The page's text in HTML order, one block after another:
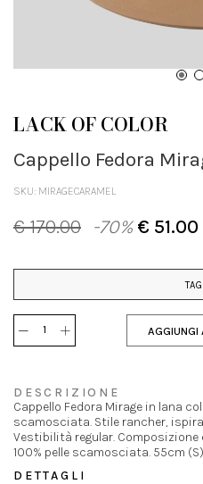
LACK OF COLOR
Cappello Fedora
SKU: MIRAGECARAMEL
€ 170.00 -70% € 51.00
AGGIUNGI
DESCRIZIONE
Cappello Fedora Mirage in lana
scamosciata. Stile rancher,
Vestibilità regular. Composizione
100% pelle scamosciata. 55cm
DETTAGLI